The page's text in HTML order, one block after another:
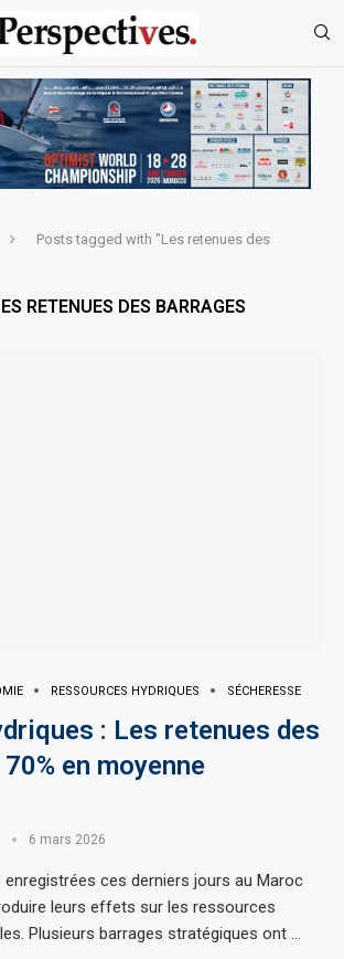
Posts tagged with "Les retenues des
RETENUES DES BARRAGES
RESSOURCES HYDRIQUES SÉCHERESSE
: Les retenues des
en moyenne
6 mars 2026
ces derniers jours au Maroc
leurs effets sur les ressources
Plusieurs barrages stratégiques ont …